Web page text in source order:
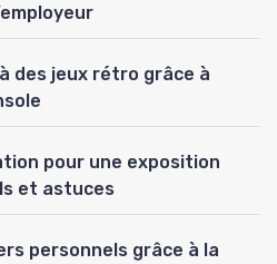
des jeux rétro grâce à
pour une exposition
et astuces
personnels grâce à la